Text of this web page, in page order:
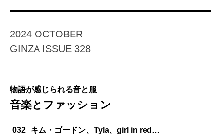
2024 OCTOBER
GINZA ISSUE 328
物語が感じられる音と服
音楽とファッション
032
キム・ゴードン、Tyla、girl in red…